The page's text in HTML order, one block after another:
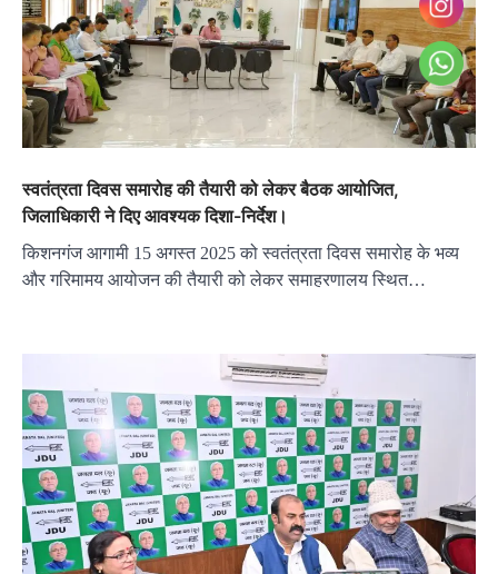
स्वतंत्रता दिवस समारोह की तैयारी को लेकर बैठक आयोजित,
जिलाधिकारी ने दिए आवश्यक दिशा-निर्देश।
किशनगंज आगामी 15 अगस्त 2025 को स्वतंत्रता दिवस समारोह के भव्य
और गरिमामय आयोजन की तैयारी को लेकर समाहरणालय स्थित…